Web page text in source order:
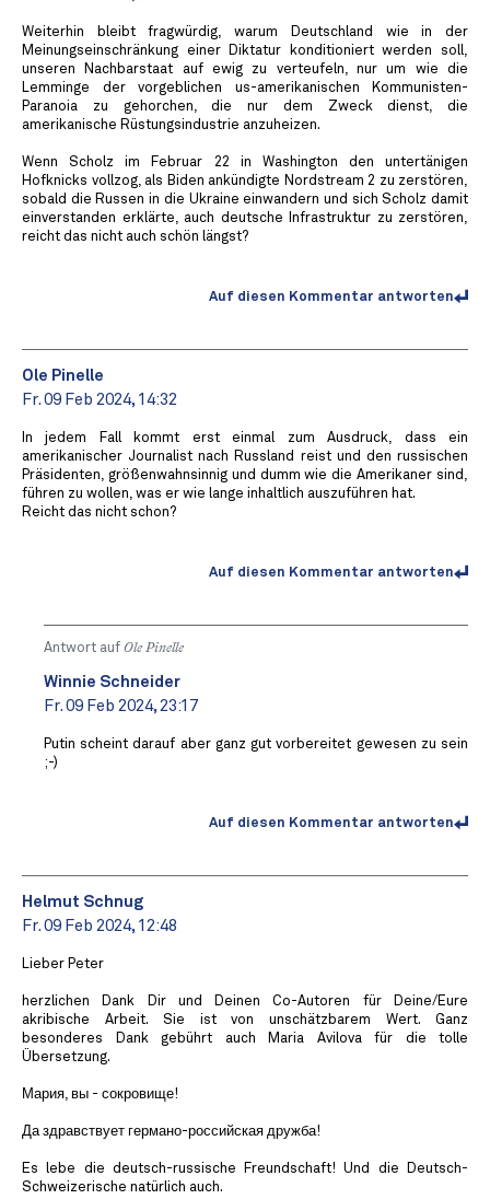
Weiterhin bleibt fragwürdig, warum Deutschland wie in der
Meinungseinschränkung einer Diktatur konditioniert werden soll,
unseren Nachbarstaat auf ewig zu verteufeln, nur um wie die
Lemminge der vorgeblichen us-amerikanischen Kommunisten-
Paranoia zu gehorchen, die nur dem Zweck dienst, die
amerikanische Rüstungsindustrie anzuheizen.
Wenn Scholz im Februar 22 in Washington den untertänigen
Hofknicks vollzog, als Biden ankündigte Nordstream 2 zu zerstören,
sobald die Russen in die Ukraine einwandern und sich Scholz damit
einverstanden erklärte, auch deutsche Infrastruktur zu zerstören,
reicht das nicht auch schön längst?
Auf diesen Kommentar antworten
Ole Pinelle
Fr. 09 Feb 2024, 14:32
In jedem Fall kommt erst einmal zum Ausdruck, dass ein
amerikanischer Journalist nach Russland reist und den russischen
Präsidenten, größenwahnsinnig und dumm wie die Amerikaner sind,
führen zu wollen, was er wie lange inhaltlich auszuführen hat.
Reicht das nicht schon?
Auf diesen Kommentar antworten
Antwort auf Ole Pinelle
Winnie Schneider
Fr. 09 Feb 2024, 23:17
Putin scheint darauf aber ganz gut vorbereitet gewesen zu sein
;-)
Auf diesen Kommentar antworten
Helmut Schnug
Fr. 09 Feb 2024, 12:48
Lieber Peter
herzlichen Dank Dir und Deinen Co-Autoren für Deine/Eure
akribische Arbeit. Sie ist von unschätzbarem Wert. Ganz
besonderes Dank gebührt auch Maria Avilova für die tolle
Übersetzung.
Мария, вы - сокровище!
Да здравствует германо-российская дружба!
Es lebe die deutsch-russische Freundschaft! Und die Deutsch-
Schweizerische natürlich auch.